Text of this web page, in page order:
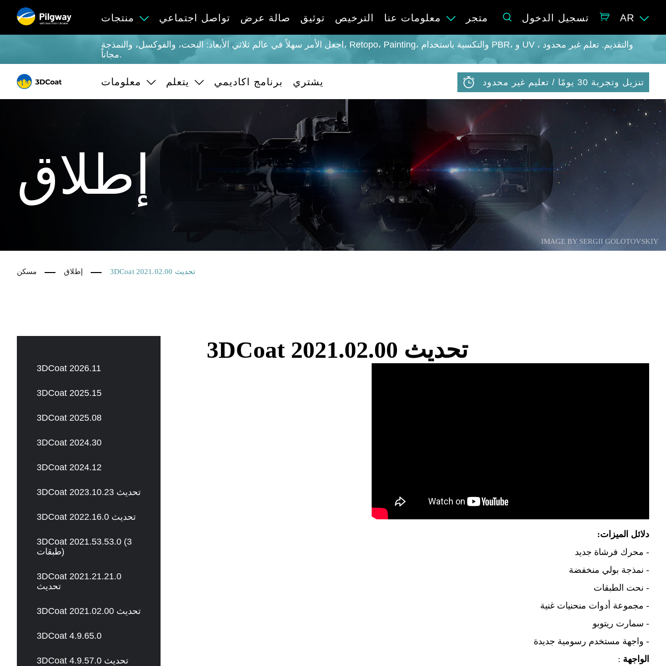
with love from Ukraine
منتجات تواصل اجتماعي صالة عرض توثيق الترخيص معلومات عنا متجر تسجيل الدخول AR
اجعل الأمر سهلاً في عالم ثلاثي الأبعاد: النحت، والفوكسل، والنمذجة، Retopo، Painting، والتكسية باستخدام PBR، و UV ، والتقديم. تعلم غير محدود
مجاناً.
معلومات يتعلم برنامج اكاديمي يشتري تنزيل وتجربة 30 يومًا / تعليم غير محدود
IMAGE BY SERGII GOLOTOVSKIY
إطلاق
مسكن إطلاق 3DCoat 2021.02.00 تحديث
3DCoat 2026.11
3DCoat 2025.15
3DCoat 2025.08
3DCoat 2024.30
3DCoat 2024.12
3DCoat 2023.10.23 تحديث
3DCoat 2022.16.0 تحديث
3DCoat 2021.53.53.0 (3
طبقات)
3DCoat 2021.21.21.0
تحديث
3DCoat 2021.02.00 تحديث
3DCoat 4.9.65.0
3DCoat 4.9.57.0 تحديث
3DCoat 2021.02.00 تحديث
دلائل الميزات:
- محرك فرشاة جديد
- نمذجة بولي منخفضة
- نحت الطبقات
- مجموعة أدوات منحنيات غنية
- سمارت ريتوبو
- واجهة مستخدم رسومية جديدة
الواجهة :